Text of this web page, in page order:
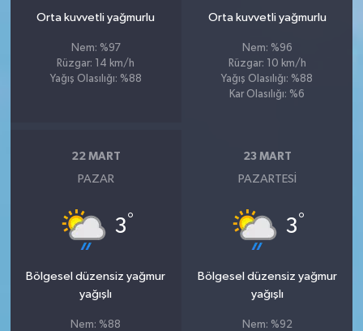
Orta kuvvetli yağmurlu
Nem: %97
Rüzgar: 14 km/h
Yağış Olasılığı: %88
Orta kuvvetli yağmurlu
Nem: %96
Rüzgar: 10 km/h
Yağış Olasılığı: %88
Kar Olasılığı: %6
22 MART
PAZAR
3°
Bölgesel düzensiz yağmur
yağışlı
Nem: %88
23 MART
PAZARTESI
3°
Bölgesel düzensiz yağmur
yağışlı
Nem: %92